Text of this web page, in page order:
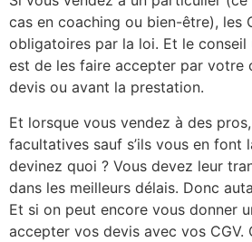
cas en coaching ou bien-être), les
obligatoires par la loi. Et le
est de les faire accepter par votre
devis ou avant la prestation.
Et lorsque vous vendez à des
facultatives sauf s’ils vous en font
devinez quoi ? Vous devez leur
dans les meilleurs délais. Donc
Et si on peut encore vous donner
accepter vos devis avec vos CGV.